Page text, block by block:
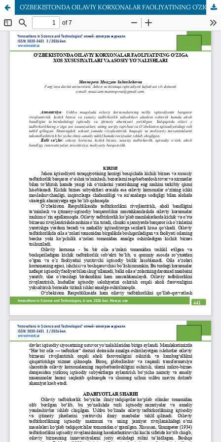
O’ZBEKISTONDA OILAVIY KORXONALAR FAOLIYATINING O’ZIGA XOS XUSUSIYATLARI VA ASOSIY YO‘NALISHLARI